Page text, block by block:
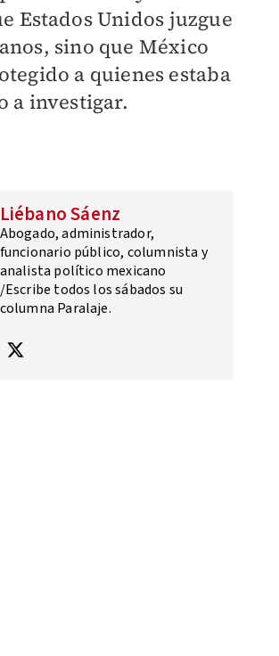
Estados Unidos juzgue
sino que México
a quienes estaba
a investigar.
Liébano Sáenz
Abogado, administrador,
funcionario público, columnista y
analista político mexicano
/Escribe todos los sábados su
columna Paralaje.